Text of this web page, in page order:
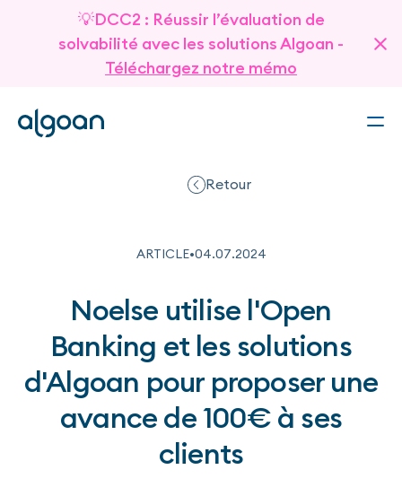
💡DCC2 : Réussir l’évaluation de
solvabilité avec les solutions Algoan -
Téléchargez notre mémo
Retour
ARTICLE•04.07.2024
Noelse utilise l'Open
Banking et les solutions
d'Algoan pour proposer une
avance de 100€ à ses
clients